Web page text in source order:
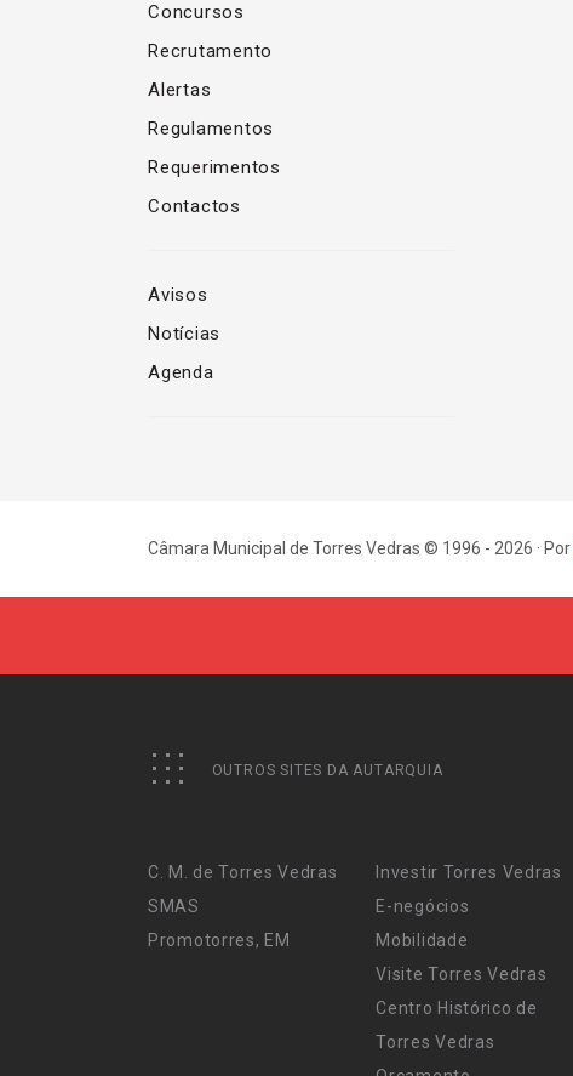
Concursos
Recrutamento
Alertas
Regulamentos
Requerimentos
Contactos
Avisos
Notícias
Agenda
Câmara Municipal de Torres Vedras © 1996 - 2026 · Por
OUTROS SITES DA AUTARQUIA
C. M. de Torres Vedras
SMAS
Promotorres, EM
Investir Torres Vedras
E-negócios
Mobilidade
Visite Torres Vedras
Centro Histórico de
Torres Vedras